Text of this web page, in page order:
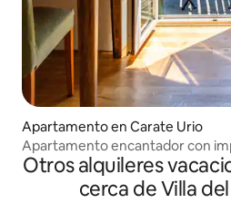
Apartamento en Carate Urio
Apartamento encantador con
/balcón/aire acondicionado en
Otros alquileres
cerca de Villa